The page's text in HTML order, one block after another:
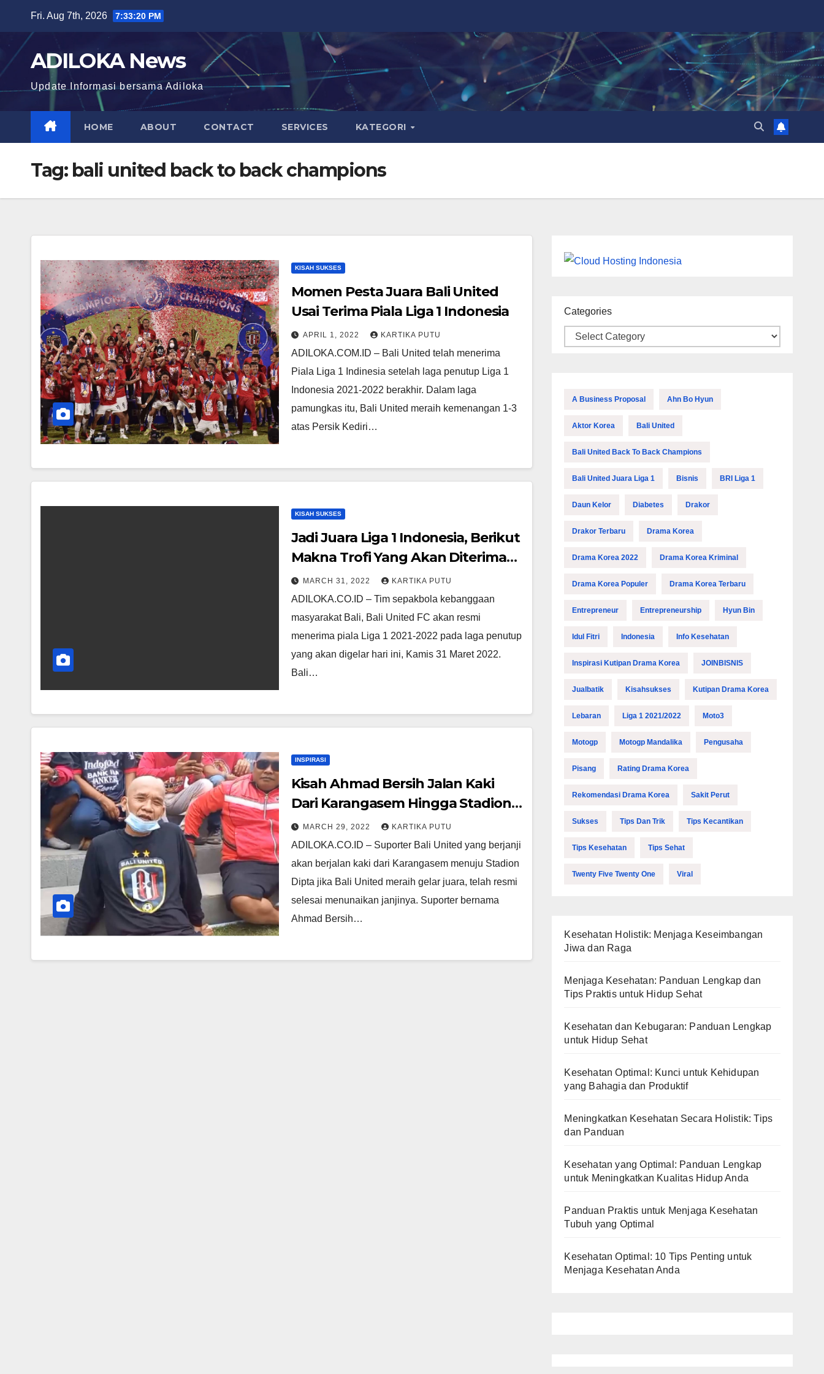
content
Fri. Aug 7th, 2026 7:33:21 PM
ADILOKA News
Update Informasi bersama Adiloka
HOME ABOUT CONTACT SERVICES KATEGORI
Tag: bali united back to back champions
KISAH SUKSES
Momen Pesta Juara Bali United
Usai Terima Piala Liga 1 Indonesia
APRIL 1, 2022 KARTIKA PUTU
ADILOKA.COM.ID – Bali United telah menerima
Piala Liga 1 Indinesia setelah laga penutup Liga 1
Indonesia 2021-2022 berakhir. Dalam laga
pamungkas itu, Bali United meraih kemenangan 1-3
atas Persik Kediri…
KISAH SUKSES
Jadi Juara Liga 1 Indonesia, Berikut
Makna Trofi Yang Akan Diterima
Bali United FC
MARCH 31, 2022 KARTIKA PUTU
ADILOKA.CO.ID – Tim sepakbola kebanggaan
masyarakat Bali, Bali United FC akan resmi
menerima piala Liga 1 2021-2022 pada laga penutup
yang akan digelar hari ini, Kamis 31 Maret 2022.
Bali…
INSPIRASI
Kisah Ahmad Bersih Jalan Kaki
Dari Karangasem Hingga Stadion
Dipta Usai Bali United Juara Liga 1
2021-2022
MARCH 29, 2022 KARTIKA PUTU
ADILOKA.CO.ID – Suporter Bali United yang berjanji
akan berjalan kaki dari Karangasem menuju Stadion
Dipta jika Bali United meraih gelar juara, telah resmi
selesai menunaikan janjinya. Suporter bernama
Ahmad Bersih…
Categories
A Business Proposal Ahn Bo Hyun
Aktor Korea Bali United
Bali United Back To Back Champions
Bali United Juara Liga 1 Bisnis BRI Liga 1
Daun Kelor Diabetes Drakor
Drakor Terbaru Drama Korea
Drama Korea 2022 Drama Korea Kriminal
Drama Korea Populer Drama Korea Terbaru
Entrepreneur Entrepreneurship Hyun Bin
Idul Fitri Indonesia Info Kesehatan
Inspirasi Kutipan Drama Korea JOINBISNIS
Jualbatik Kisahsukses Kutipan Drama Korea
Lebaran Liga 1 2021/2022 Moto3
Motogp Motogp Mandalika Pengusaha
Pisang Rating Drama Korea
Rekomendasi Drama Korea Sakit Perut
Sukses Tips Dan Trik Tips Kecantikan
Tips Kesehatan Tips Sehat
Twenty Five Twenty One Viral
Kesehatan Holistik: Menjaga Keseimbangan
Jiwa dan Raga
Menjaga Kesehatan: Panduan Lengkap dan
Tips Praktis untuk Hidup Sehat
Kesehatan dan Kebugaran: Panduan Lengkap
untuk Hidup Sehat
Kesehatan Optimal: Kunci untuk Kehidupan
yang Bahagia dan Produktif
Meningkatkan Kesehatan Secara Holistik: Tips
dan Panduan
Kesehatan yang Optimal: Panduan Lengkap
untuk Meningkatkan Kualitas Hidup Anda
Panduan Praktis untuk Menjaga Kesehatan
Tubuh yang Optimal
Kesehatan Optimal: 10 Tips Penting untuk
Menjaga Kesehatan Anda